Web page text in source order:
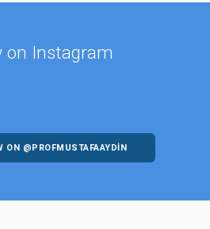
on Instagram
ON @PROFMUSTAFAAYDIN